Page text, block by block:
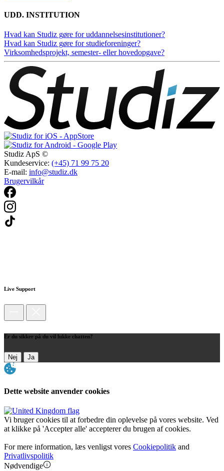
UDD. INSTITUTION
Hvad kan Studiz gøre for uddannelsesinstitutioner?
Hvad kan Studiz gøre for studieforeninger?
Virksomhedsprojekt, semester- eller hovedopgave?
Studiz ApS ©
Kundeservice: (+45) 71 99 75 20
E-mail: info@studiz.dk
Brugervilkår
Live Support
Er du sikker på du vil lukke chatten?
Nej Ja
Dette website anvender cookies
Vi bruger cookies til at forbedre din oplevelse på vores website. Ved
at klikke på 'Accepter alle' accepterer du brugen af cookies.
For mere information, læs venligst vores Cookiepolitik and
Privatlivspolitik
Nødvendige